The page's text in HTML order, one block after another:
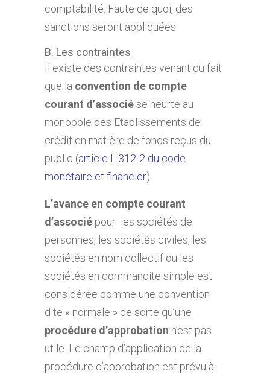
comptabilité. Faute de quoi, des
sanctions seront appliquées.
B. Les contraintes
Il existe des contraintes venant du fait
que la convention de compte
courant d’associése heurte au
monopole des Etablissements de
crédit en matière de fonds reçus du
public (article L.312-2 du code
monétaire et financier).
L’avance en compte courant
d’associé pour les sociétés de
personnes, les sociétés civiles, les
sociétés en nom collectif ou les
sociétés en commandite simple est
considérée comme une convention
dite « normale » de sorte qu’une
procédure d’approbation n’est pas
utile. Le champ d’application de la
procédure d’approbation est prévu à